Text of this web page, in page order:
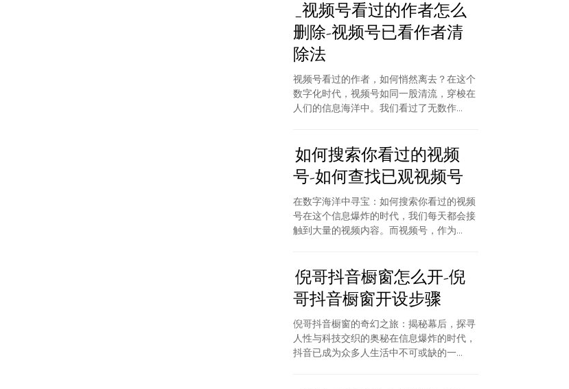
_视频号看过的作者怎么
删除-视频号已看作者清
除法
视频号看过的作者，如何悄然离去？在这个
数字化时代，视频号如同一股清流，穿梭在
人们的信息海洋中。我们看过了无数作...
如何搜索你看过的视频
号-如何查找已观视频号
在数字海洋中寻宝：如何搜索你看过的视频
号在这个信息爆炸的时代，我们每天都会接
触到大量的视频内容。而视频号，作为...
倪哥抖音橱窗怎么开-倪
哥抖音橱窗开设步骤
倪哥抖音橱窗的奇幻之旅：揭秘幕后，探寻
人性与科技交织的奥秘在信息爆炸的时代，
抖音已成为众多人生活中不可或缺的一...